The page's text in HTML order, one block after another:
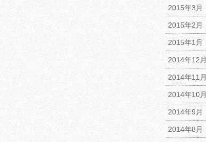
2015年3月
2015年2月
2015年1月
2014年12月
2014年11月
2014年10月
2014年9月
2014年8月